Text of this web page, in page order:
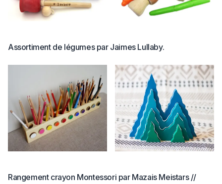
Assortiment de légumes par Jaimes Lullaby.
Rangement crayon Montessori par Mazais Meistars //